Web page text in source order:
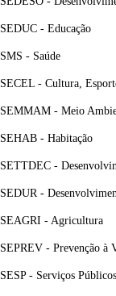
SEDUC - Educação
SMS - Saúde
SECEL - Cultura,
SEMMAM - Meio
SEHAB - Habitação
SETTDEC -
SEDUR -
SEAGRI - Agricultura
SEPREV - Prevenção à
SESP - Serviços Públicos